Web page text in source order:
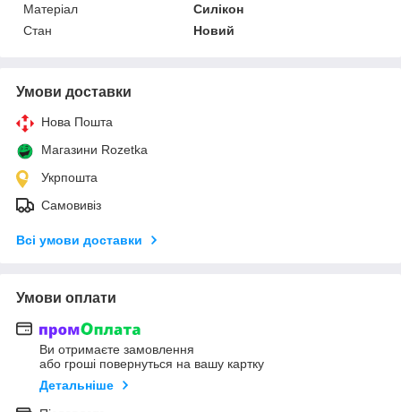
Матеріал
Силікон
Стан
Новий
Умови доставки
Нова Пошта
Магазини Rozetka
Укрпошта
Самовивіз
Всі умови доставки
Умови оплати
Ви отримаєте замовлення
або гроші повернуться на вашу картку
Детальніше